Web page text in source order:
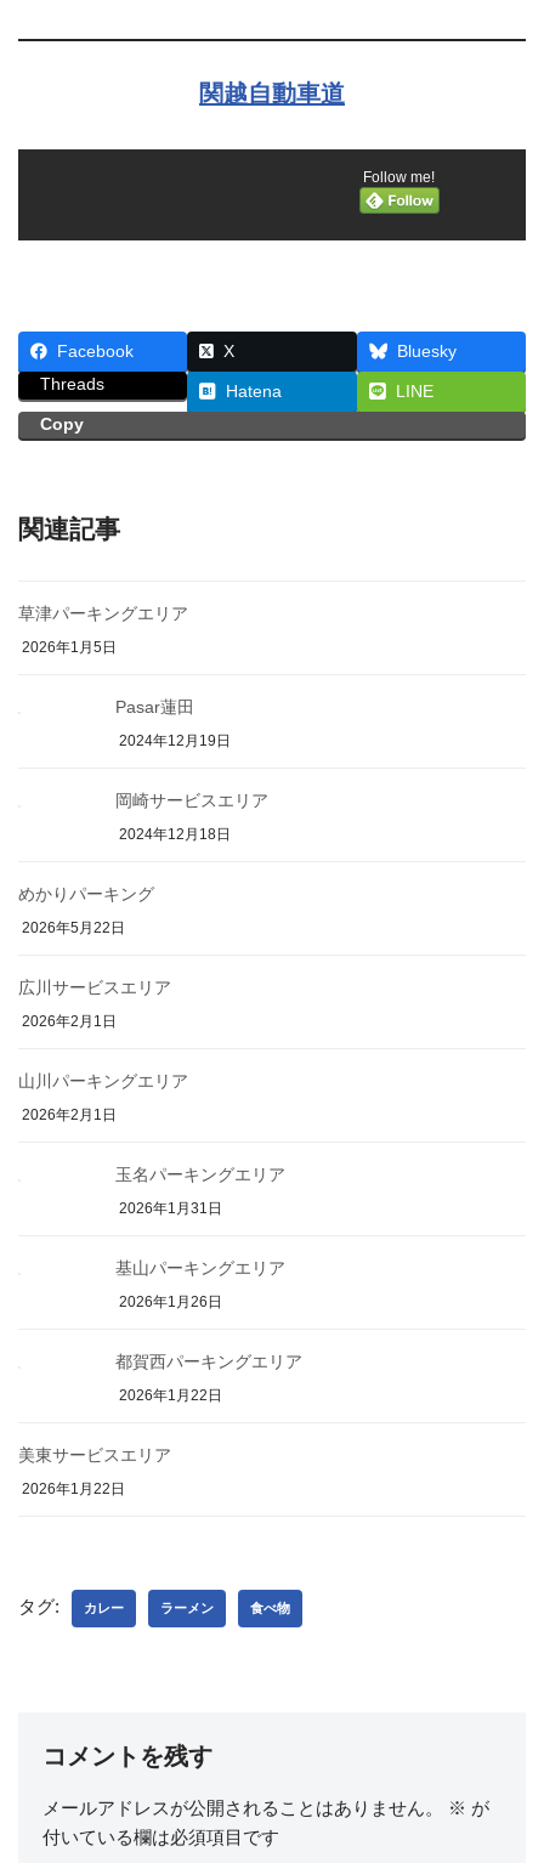
関越自動車道
Follow me!
Facebook X
Bluesky
Threads
Hatena
LINE
Copy
関連記事
草津パーキングエリア
2026年1月5日
Pasar蓮田
2024年12月19日
岡崎サービスエリア
2024年12月18日
めかりパーキング
2026年5月22日
広川サービスエリア
2026年2月1日
山川パーキングエリア
2026年2月1日
玉名パーキングエリア
2026年1月31日
基山パーキングエリア
2026年1月26日
都賀西パーキングエリア
2026年1月22日
美東サービスエリア
2026年1月22日
タグ: カレー ラーメン 食べ物
コメントを残す
メールアドレスが公開されることはありません。 ※ が
付いている欄は必須項目です